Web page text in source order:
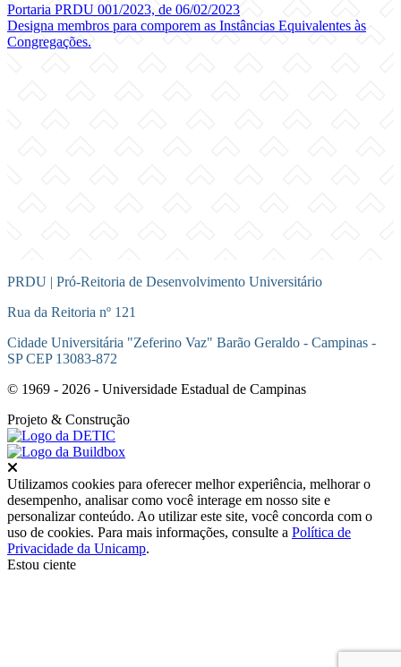
Portaria PRDU 001/2023, de 06/02/2023
Designa membros para comporem as Instâncias Equivalentes às
Congregações.
PRDU | Pró-Reitoria de Desenvolvimento Universitário
Rua da Reitoria nº 121
Cidade Universitária "Zeferino Vaz" Barão Geraldo - Campinas -
SP CEP 13083-872
© 1969 - 2026 - Universidade Estadual de Campinas
Projeto & Construção
Utilizamos cookies para oferecer melhor experiência, melhorar o
desempenho, analisar como você interage em nosso site e
personalizar conteúdo. Ao utilizar este site, você concorda com o
uso de cookies. Para mais informações, consulte a Política de
Privacidade da Unicamp.
Estou ciente